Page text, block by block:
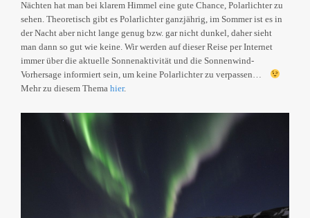
Nächten hat man bei klarem Himmel eine gute Chance, Polarlichter zu
sehen. Theoretisch gibt es Polarlichter ganzjährig, im Sommer ist es in
der Nacht aber nicht lange genug bzw. gar nicht dunkel, daher sieht
man dann so gut wie keine. Wir werden auf dieser Reise per Internet
immer über die aktuelle Sonnenaktivität und die Sonnenwind-
Vorhersage informiert sein, um keine Polarlichter zu verpassen…
Mehr zu diesem Thema hier.